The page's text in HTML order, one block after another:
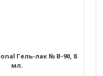
Гель-лак № B-90, 8
мл.